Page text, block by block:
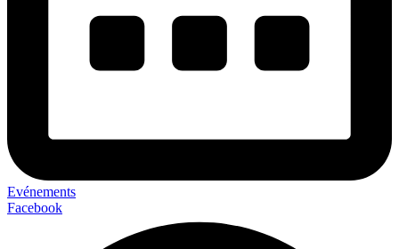
Evénements
Facebook